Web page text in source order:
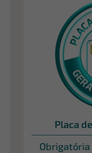
Placa